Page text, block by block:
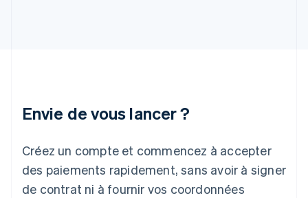
Envie de vous lancer ?
Créez un compte et commencez à accepter
des paiements rapidement, sans avoir à signer
de contrat ni à fournir vos coordonnées
Japon
Lettonie
English
Liechtenstein
DeutschEnglish